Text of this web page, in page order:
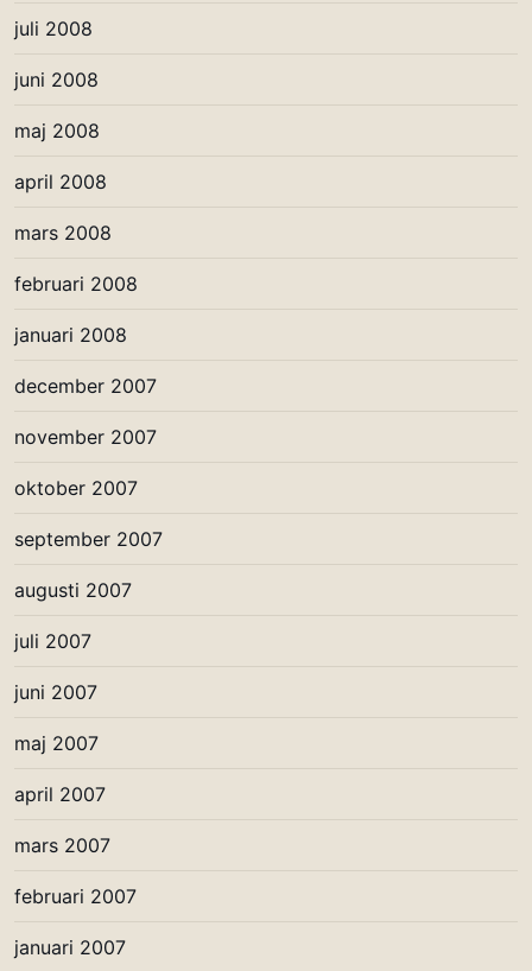
juli 2008
juni 2008
maj 2008
april 2008
mars 2008
februari 2008
januari 2008
december 2007
november 2007
oktober 2007
september 2007
augusti 2007
juli 2007
juni 2007
maj 2007
april 2007
mars 2007
februari 2007
januari 2007